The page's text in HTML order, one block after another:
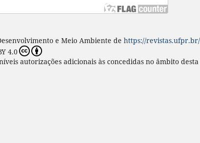
e Meio Ambiente de https://
4.0
autorizações adicionais às concedidas no âmbito desta